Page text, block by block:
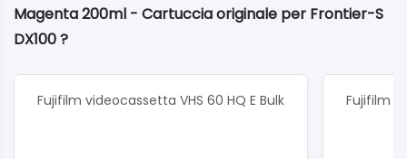
Magenta 200ml - Cartuccia originale per Frontier-S
DX100 ?
Fujifilm videocassetta VHS 60 HQ E Bulk Fujifilm